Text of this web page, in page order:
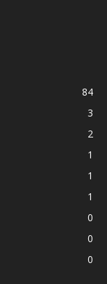
84
3
2
1
1
1
0
0
0